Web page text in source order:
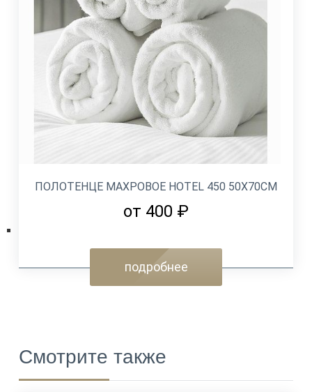
ПОЛОТЕНЦЕ МАХРОВОЕ HOTEL 450 50Х70СМ
от 400 ₽
подробнее
Смотрите также